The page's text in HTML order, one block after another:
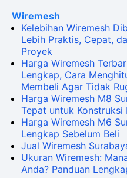
Wiremesh
Kelebihan Wiremesh
Lebih Praktis, Cepat,
Proyek
Harga Wiremesh
Lengkap, Cara
Membeli Agar Tidak
Harga Wiremesh M8
Tepat untuk Konstruksi
Harga Wiremesh M6
Lengkap Sebelum Beli
Jual Wiremesh
Ukuran Wiremesh:
Anda? Panduan